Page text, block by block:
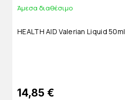
Άμεσα διαθέσιμο
HEALTH AID Valerian Liquid 50ml
14,85 €